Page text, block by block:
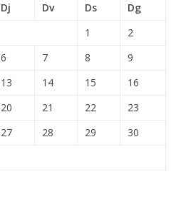
Dj Dv Ds
Dg
1
2
6 7 8
9
13 14 15
16
20 21 22
23
27 28 29
30